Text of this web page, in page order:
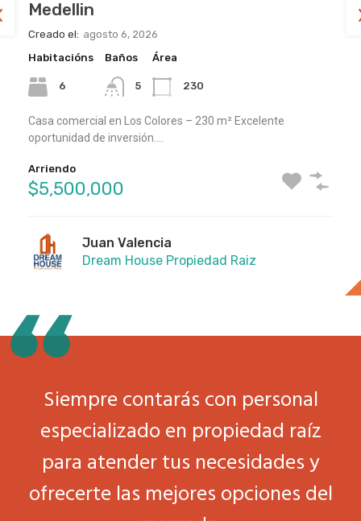
Medellin
Creado el: agosto 6, 2026
Habitacións
6
Baños
5
Área
230
Casa comercial en Los Colores – 230 m² Excelente
oportunidad de inversión.…
Arriendo
$5,500,000
Juan Valencia
Dream House Propiedad Raiz
Medellin
Creado el: julio 17, 2026
Habitacións
2
Baños
2
Área
51
EN ARRIENDO: Exclusivo Apto en Laureles (Santa Teresita).
Vive en uno de…
Arriendo
$4,500,000
Juan Valencia
Dream House Propiedad Raiz
Medellin
Creado el: julio 17, 2026
Habitacións
4
Baños
3
Área
134
Apartamento Amplio en Arriendo – Belén Rosales!Si buscas
comodidad, amplitud y una…
Arriendo
$3,500,000
Juan Valencia
Dream House Propiedad Raiz
Siempre contarás con personal
especializado en propiedad raíz
para atender tus necesidades y
ofrecerte las mejores opciones del